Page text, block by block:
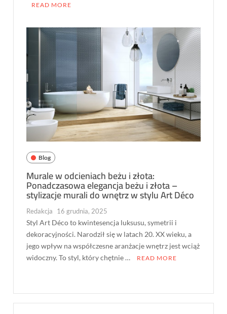
READ MORE
Blog
Murale w odcieniach beżu i złota:
Ponadczasowa elegancja beżu i złota –
stylizacje murali do wnętrz w stylu Art Déco
Redakcja 16 grudnia, 2025
Styl Art Déco to kwintesencja luksusu, symetrii i
dekoracyjności. Narodził się w latach 20. XX wieku, a
jego wpływ na współczesne aranżacje wnętrz jest wciąż
widoczny. To styl, który chętnie …
READ MORE